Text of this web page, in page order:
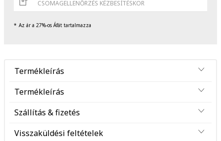
CSOMAGELLENŐRZÉS KÉZBESÍTÉSKOR
Az ár a 27%-os Áfát tartalmazza
Termékleírás
Termékleírás
Szállítás & fizetés
Visszaküldési feltételek